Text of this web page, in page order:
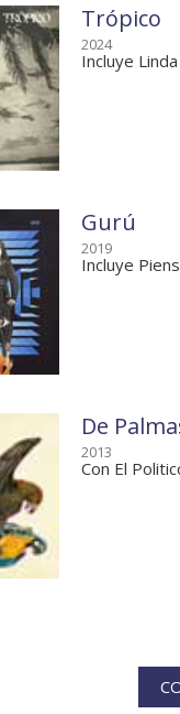
Trópico
2024
Incluye
Gurú
2019
Incluye
De
2013
Con El